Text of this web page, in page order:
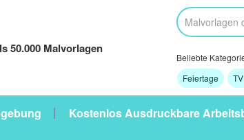
50.000 Malvorlagen
Beliebte
Feiertage
Kostenlos Ausdruckbare